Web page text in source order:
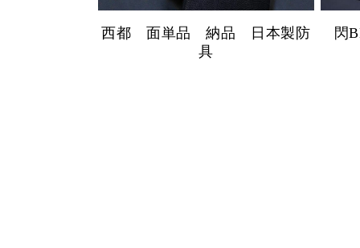
西都 面単品 納品 日本製防
具
閃